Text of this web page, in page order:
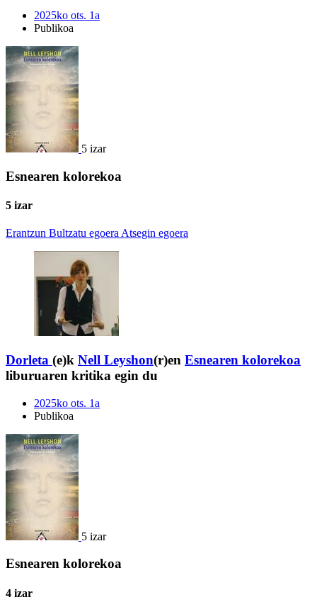
2025ko ots. 1a
Publikoa
5 izar
Esnearen kolorekoa
5 izar
Erantzun Bultzatu egoera Atsegin egoera
Dorleta (e)k Nell Leyshon(r)en Esnearen kolorekoa
liburuaren kritika egin du
2025ko ots. 1a
Publikoa
5 izar
Esnearen kolorekoa
4 izar